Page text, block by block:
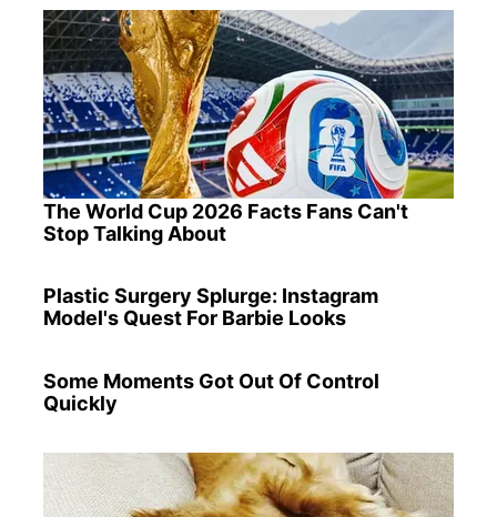
The World Cup 2026 Facts Fans Can't
Stop Talking About
Plastic Surgery Splurge: Instagram
Model's Quest For Barbie Looks
Some Moments Got Out Of Control
Quickly